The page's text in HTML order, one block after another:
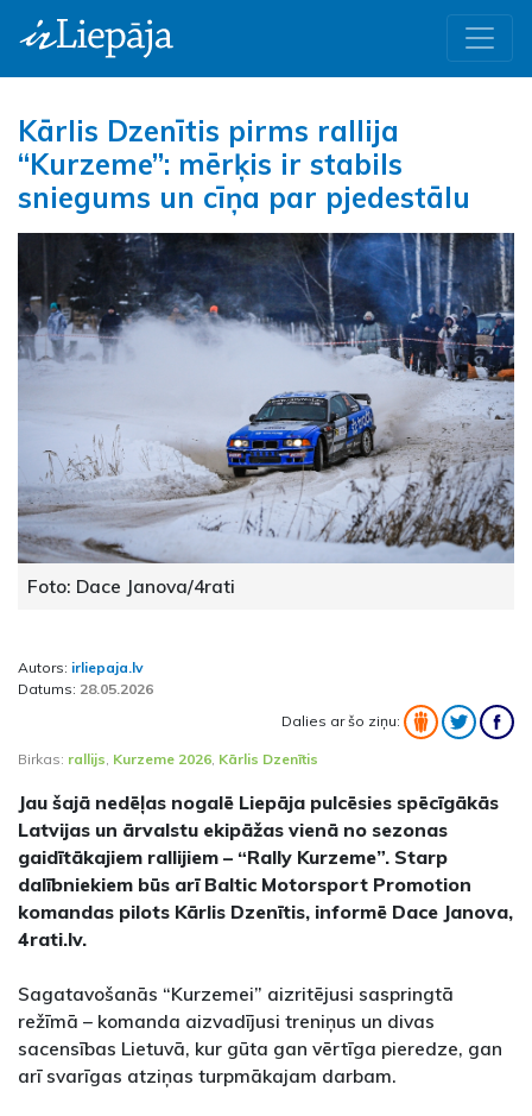
Kārlis Dzenītis pirms rallija
“Kurzeme”: mērķis ir stabils
sniegums un cīņa par pjedestālu
Foto: Dace Janova/4rati
Autors: irliepaja.lv
Datums: 28.05.2026
Dalies ar šo ziņu:
Birkas: rallijs Kurzeme 2026 Kārlis Dzenītis
Jau šajā nedēļas nogalē Liepāja pulcēsies spēcīgākās
Latvijas un ārvalstu ekipāžas vienā no sezonas
gaidītākajiem rallijiem – “Rally Kurzeme”. Starp
dalībniekiem būs arī Baltic Motorsport Promotion
komandas pilots Kārlis Dzenītis, informē Dace Janova,
4rati.lv.
Sagatavošanās “Kurzemei” aizritējusi saspringtā
režīmā – komanda aizvadījusi treniņus un divas
sacensības Lietuvā, kur gūta gan vērtīga pieredze, gan
arī svarīgas atziņas turpmākajam darbam.